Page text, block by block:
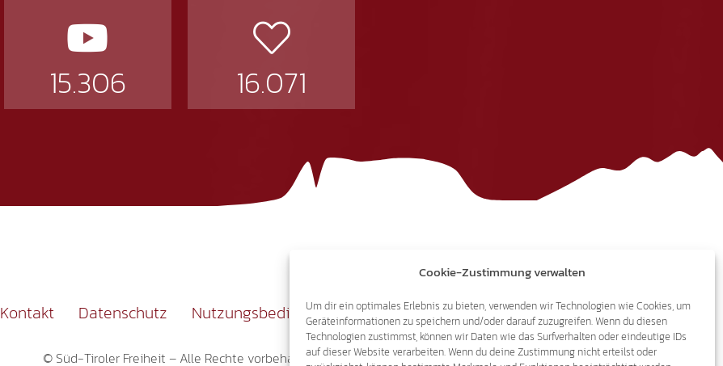
Cookie-Zustimmung verwalten
Um dir ein optimales Erlebnis zu bieten, verwenden wir Technologien wie Cookies, um
Geräteinformationen zu speichern und/oder darauf zuzugreifen. Wenn du diesen
Technologien zustimmst, können wir Daten wie das Surfverhalten oder eindeutige IDs
auf dieser Website verarbeiten. Wenn du deine Zustimmung nicht erteilst oder
15.306 16.071
Kontakt Datenschutz Nutzungsbedingungen Impressum
© Süd-Tiroler Freiheit – Alle Rechte vorbehalten